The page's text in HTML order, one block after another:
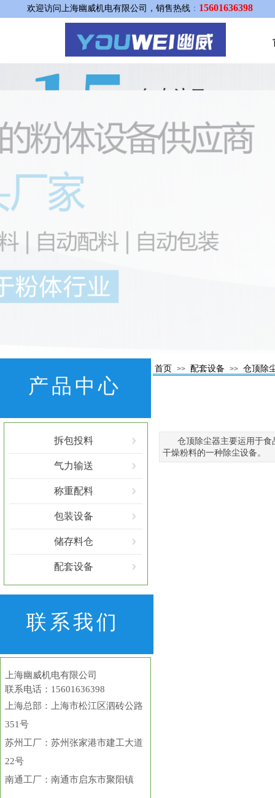
欢迎访问上海幽威机电有限公司，销售热线 ： 15601636398
首页 >> 配套设备 >> 仓顶除
产品中心
仓顶除尘器主要运用于
干燥粉料的一种除尘设备。
拆包投料
气力输送
称重配料
包装设备
储存料仓
配套设备
联系我们
上海幽威机电有限公司
联系电话：15601636398
上海总部 ：上海市松江区泗砖公路
351号
苏州工厂：苏州张家港市建工大道
22号
南通工厂：南通市启东市聚阳镇